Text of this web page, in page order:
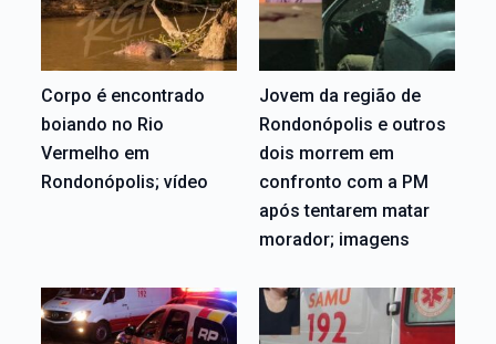
Corpo é encontrado
boiando no Rio
Vermelho em
Rondonópolis; vídeo
Jovem da região de
Rondonópolis e outros
dois morrem em
confronto com a PM
após tentarem matar
morador; imagens